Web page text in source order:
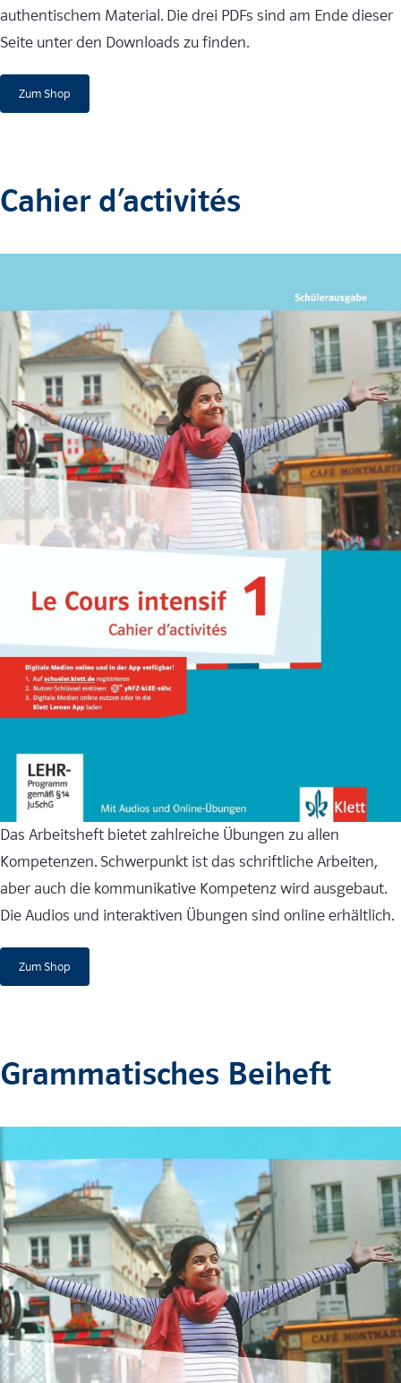
authentischem Material. Die drei PDFs sind am Ende dieser
Seite unter den Downloads zu finden.
Zum Shop
Cahier d’activités
Das Arbeitsheft bietet zahlreiche Übungen zu allen
Kompetenzen. Schwerpunkt ist das schriftliche Arbeiten,
aber auch die kommunikative Kompetenz wird ausgebaut.
Die Audios und interaktiven Übungen sind online erhältlich.
Zum Shop
Grammatisches Beiheft